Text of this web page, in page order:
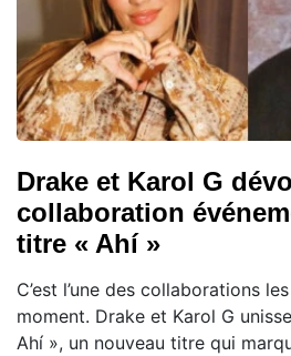
Drake et Karol G
collaboration
titre « Ahí »
C’est l’une des collaborations
moment. Drake et Karol G
Ahí », un nouveau titre qui